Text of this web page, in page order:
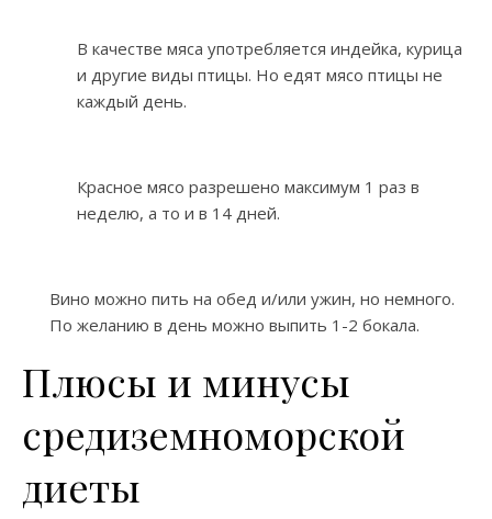
В качестве мяса употребляется индейка, курица
и другие виды птицы. Но едят мясо птицы не
каждый день.
Красное мясо разрешено максимум 1 раз в
неделю, а то и в 14 дней.
Вино можно пить на обед и/или ужин, но немного.
По желанию в день можно выпить 1-2 бокала.
Плюсы и минусы
средиземноморской
диеты